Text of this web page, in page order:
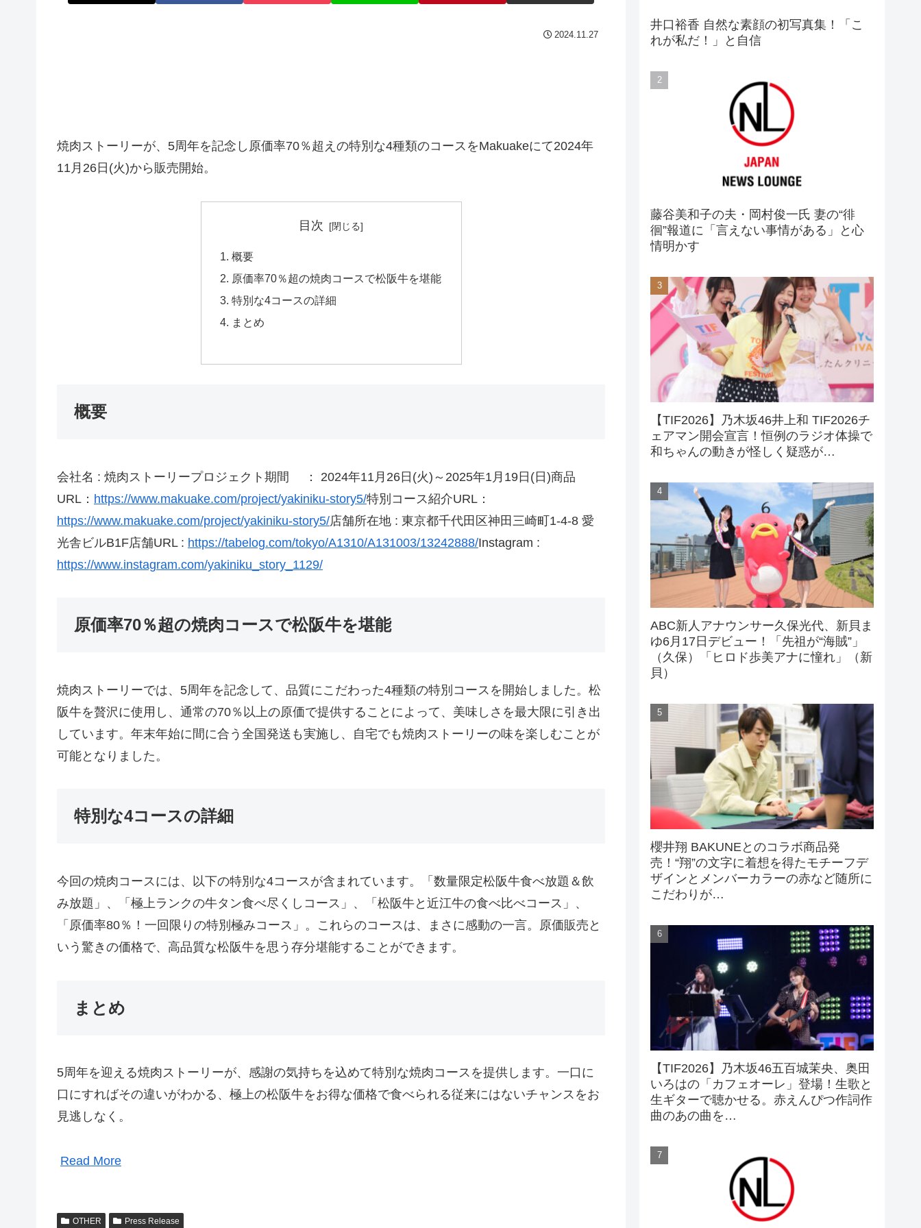
2024.11.27
焼肉ストーリーが、5周年を記念し原価率70％超えの特別な4種類のコースをMakuakeにて2024年
11月26日(火)から販売開始。
目次
概要
原価率70％超の焼肉コースで松阪牛を堪能
特別な4コースの詳細
まとめ
概要
会社名 : 焼肉ストーリープロジェクト期間 ： 2024年11月26日(火)～2025年1月19日(日)商品
URL： https://www.makuake.com/project/yakiniku-story5/特別コース紹介URL：
https://www.makuake.com/project/yakiniku-story5/店舗所在地 : 東京都千代田区神田三崎町1-4-8 愛
光舎ビルB1F店舗URL : https://tabelog.com/tokyo/A1310/A131003/13242888/Instagram :
https://www.instagram.com/yakiniku_story_1129/
原価率70％超の焼肉コースで松阪牛を堪能
焼肉ストーリーでは、5周年を記念して、品質にこだわった4種類の特別コースを開始しました。松
阪牛を贅沢に使用し、通常の70％以上の原価で提供することによって、美味しさを最大限に引き出
しています。年末年始に間に合う全国発送も実施し、自宅でも焼肉ストーリーの味を楽しむことが
可能となりました。
特別な4コースの詳細
今回の焼肉コースには、以下の特別な4コースが含まれています。「数量限定松阪牛食べ放題＆飲
み放題」、「極上ランクの牛タン食べ尽くしコース」、「松阪牛と近江牛の食べ比べコース」、
「原価率80％！一回限りの特別極みコース」。これらのコースは、まさに感動の一言。原価販売と
いう驚きの価格で、高品質な松阪牛を思う存分堪能することができます。
まとめ
5周年を迎える焼肉ストーリーが、感謝の気持ちを込めて特別な焼肉コースを提供します。一口に
口にすればその違いがわかる、極上の松阪牛をお得な価格で食べられる従来にはないチャンスをお
見逃しなく。
Read More
OTHER Press Release
井口裕香 自然な素顔の初写真集！「こ
れが私だ！」と自信
藤谷美和子の夫・岡村俊一氏 妻の“徘
徊”報道に「言えない事情がある」と心
情明かす
【TIF2026】乃木坂46井上和 TIF2026チ
ェアマン開会宣言！恒例のラジオ体操で
和ちゃんの動きが怪しく疑惑が…
ABC新人アナウンサー久保光代、新貝ま
ゆ6月17日デビュー！「先祖が“海賊”」
（久保）「ヒロド歩美アナに憧れ」（新
貝）
櫻井翔 BAKUNEとのコラボ商品発
売！“翔”の文字に着想を得たモチーフデ
ザインとメンバーカラーの赤など随所に
こだわりが…
【TIF2026】乃木坂46五百城茉央、奥田
いろはの「カフェオーレ」登場！生歌と
生ギターで聴かせる。赤えんぴつ作詞作
曲のあの曲を…